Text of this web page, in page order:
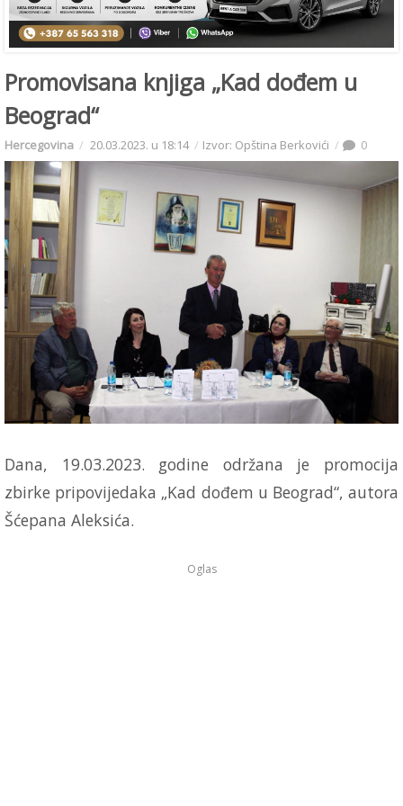
Promovisana knjiga „Kad dođem u
Beograd“
Hercegovina 20.03.2023. u 18:14 Izvor: Opština Berkovići 0
Dana, 19.03.2023. godine održana je promocija
zbirke pripovijedaka „Kad dođem u Beograd“, autora
Šćepana Aleksića.
Oglas